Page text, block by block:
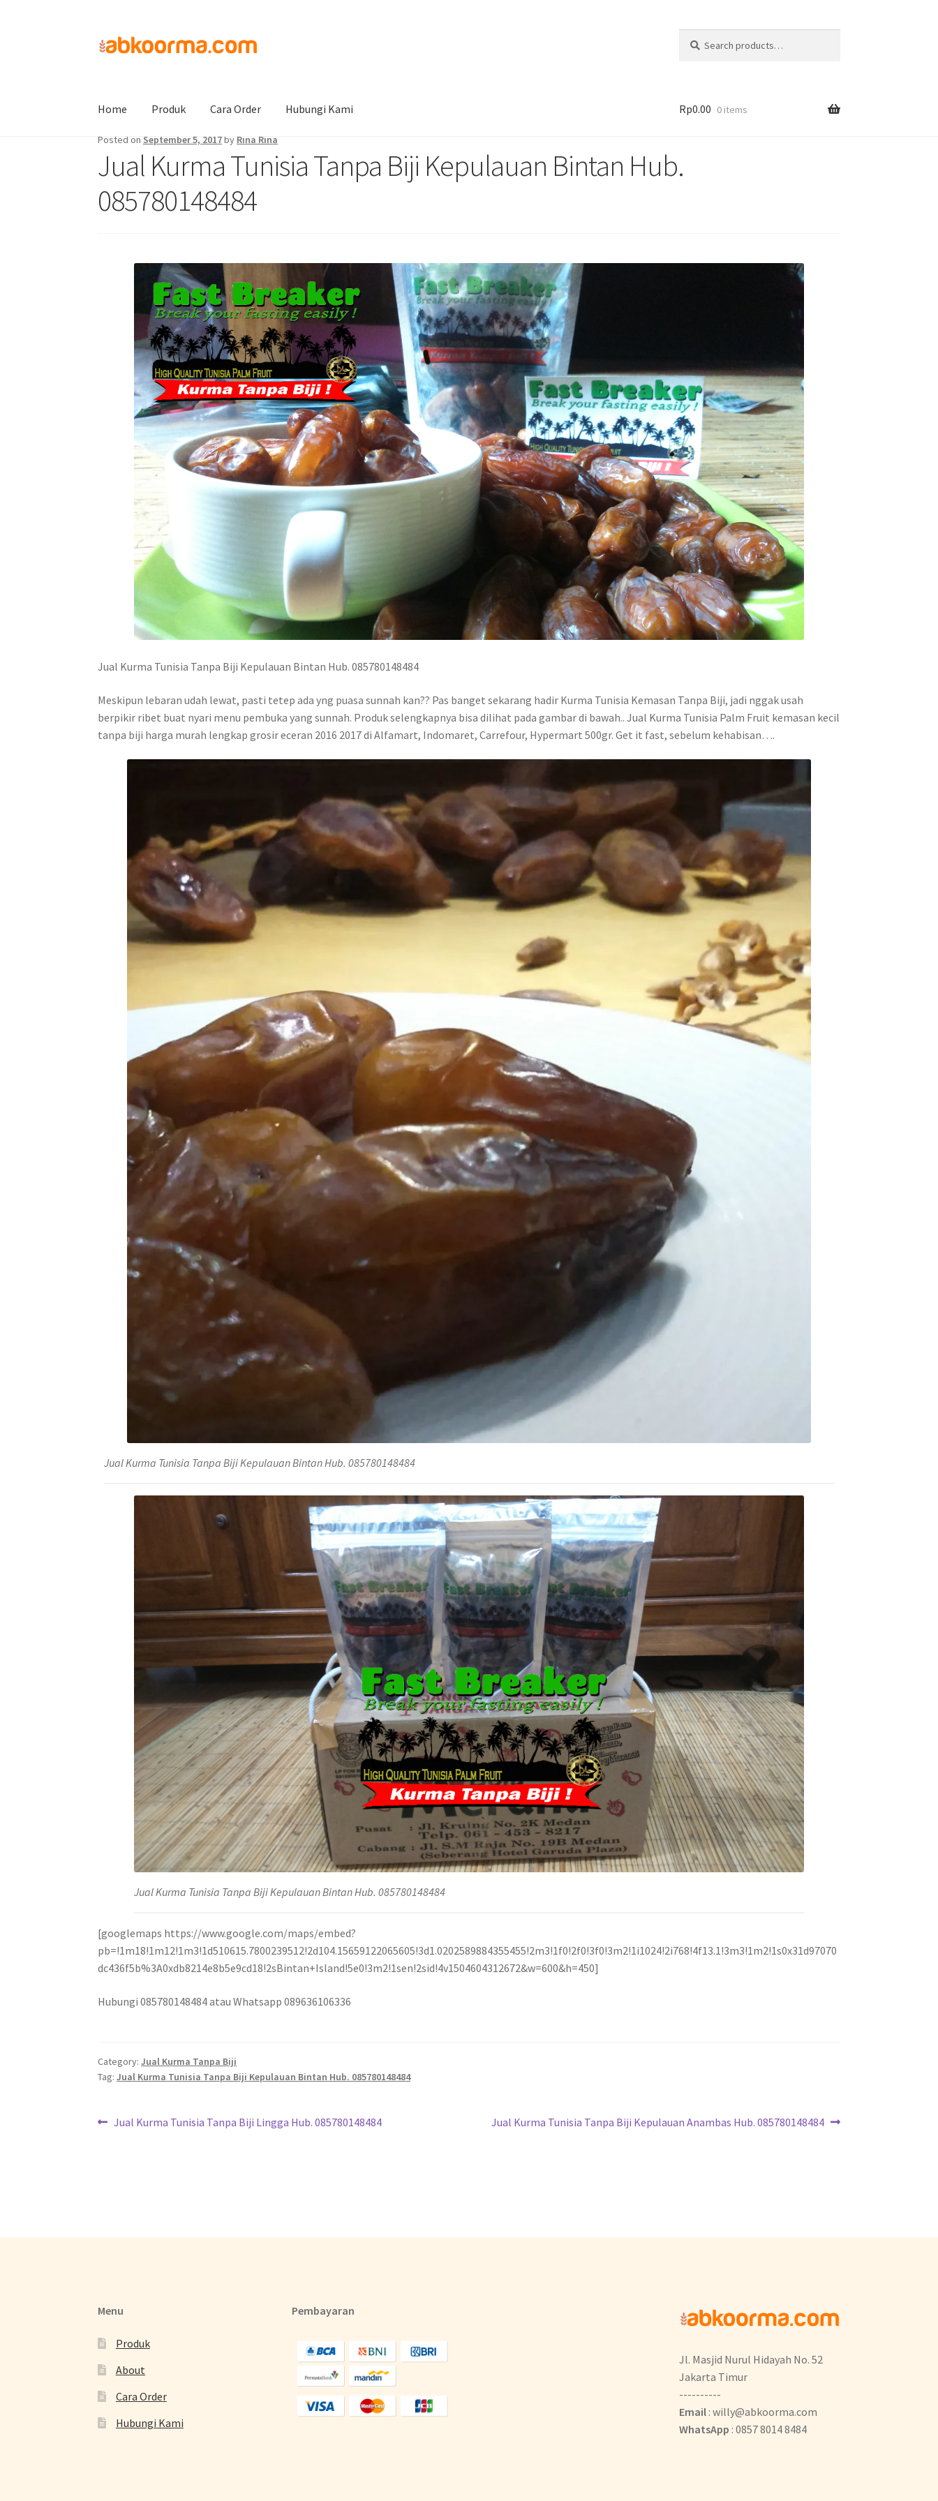
Home Produk Cara Order Hubungi Kami Rp0.00 0 items
Posted on September 5, 2017by Rina Rina
Jual Kurma Tunisia Tanpa Biji Kepulauan Bintan Hub.
085780148484
Jual Kurma Tunisia Tanpa Biji Kepulauan Bintan Hub. 085780148484
Meskipun lebaran udah lewat, pasti tetep ada yng puasa sunnah kan?? Pas banget sekarang hadir Kurma Tunisia Kemasan Tanpa Biji, jadi nggak usah
berpikir ribet buat nyari menu pembuka yang sunnah. Produk selengkapnya bisa dilihat pada gambar di bawah.. Jual Kurma Tunisia Palm Fruit kemasan kecil
tanpa biji harga murah lengkap grosir eceran 2016 2017 di Alfamart, Indomaret, Carrefour, Hypermart 500gr. Get it fast, sebelum kehabisan….
Jual Kurma Tunisia Tanpa Biji Kepulauan Bintan Hub. 085780148484
Jual Kurma Tunisia Tanpa Biji Kepulauan Bintan Hub. 085780148484
[googlemaps https://www.google.com/maps/embed?
pb=!1m18!1m12!1m3!1d510615.7800239512!2d104.15659122065605!3d1.0202589884355455!2m3!1f0!2f0!3f0!3m2!1i1024!2i768!4f13.1!3m3!1m2!1s0x31d97070
dc436f5b%3A0xdb8214e8b5e9cd18!2sBintan+Island!5e0!3m2!1sen!2sid!4v1504604312672&w=600&h=450]
Hubungi 085780148484 atau Whatsapp 089636106336
Category:Jual Kurma Tanpa Biji
Tag:Jual Kurma Tunisia Tanpa Biji Kepulauan Bintan Hub. 085780148484
Jual Kurma Tunisia Tanpa Biji Lingga Hub. 085780148484 Jual Kurma Tunisia Tanpa Biji Kepulauan Anambas Hub. 085780148484
Menu
Produk
About
Cara Order
Hubungi Kami
Pembayaran
Jl. Masjid Nurul Hidayah No. 52
Jakarta Timur
----------
Email : willy@abkoorma.com
WhatsApp : 0857 8014 8484